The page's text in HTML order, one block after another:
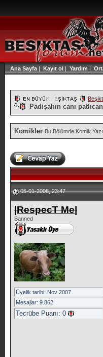
Ana Sayfa | Kayıt ol | Yardım |
Padişahın canı
Komikler Bu Bölümde Komik
05-01-2008, 23:47
|RespecT Me|
Banned
Üyelik tarihi: Nov 2007
Mesajlar: 9.862
Tecrübe Puanı: 0